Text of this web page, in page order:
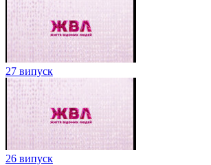
27 випуск
26 випуск